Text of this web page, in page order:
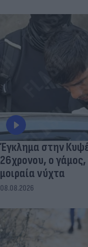
Έγκλημα στην
26χρονου, ο
μοιραία νύχτα
08.08.2026